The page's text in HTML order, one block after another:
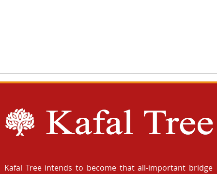
Kafal Tree intends to become that all-important bridge